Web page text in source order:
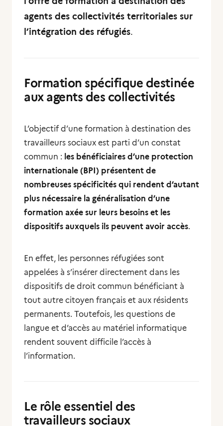
agents des collectivités territoriales sur
l’intégration des réfugiés.
Formation spécifique destinée
aux agents des collectivités
L’objectif d’une formation à destination des
travailleurs sociaux est parti d’un constat
commun : les bénéficiaires d’une protection
internationale (BPI) présentent de
nombreuses spécificités qui rendent d’autant
plus nécessaire la généralisation d’une
formation axée sur leurs besoins et les
dispositifs auxquels ils peuvent avoir accès.
En effet, les personnes réfugiées sont
appelées à s’insérer directement dans les
dispositifs de droit commun bénéficiant à
tout autre citoyen français et aux résidents
permanents. Toutefois, les questions de
langue et d’accès au matériel informatique
rendent souvent difficile l’accès à
l’information.
Le rôle essentiel des
travailleurs sociaux